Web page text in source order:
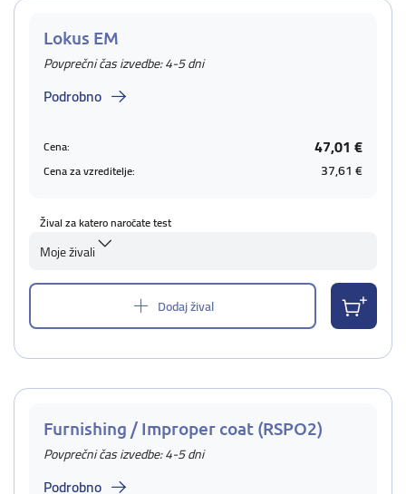
Lokus EM
Povprečni čas izvedbe: 4-5 dni
Podrobno
Cena: 47,01 €
Cena za vzreditelje: 37,61 €
Žival za katero naročate test
Moje živali
Dodaj žival
Furnishing / Improper coat (RSPO2)
Povprečni čas izvedbe: 4-5 dni
Podrobno